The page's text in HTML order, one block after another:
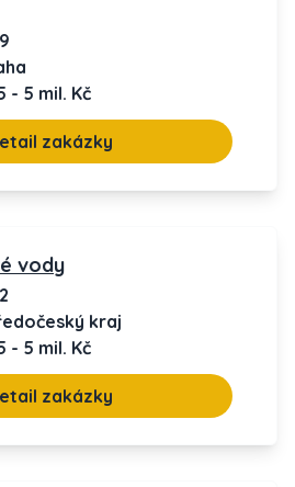
- 5 mil. Kč
zakázky
vody
kraj
- 5 mil. Kč
zakázky